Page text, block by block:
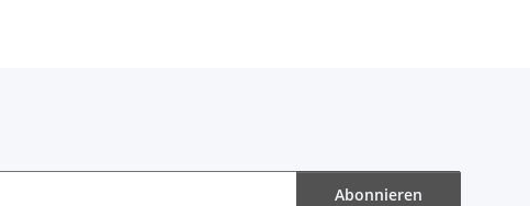
Abonnieren